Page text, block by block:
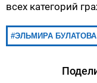
всех категорий
ЭЛЬМИРА БУЛАТОВА